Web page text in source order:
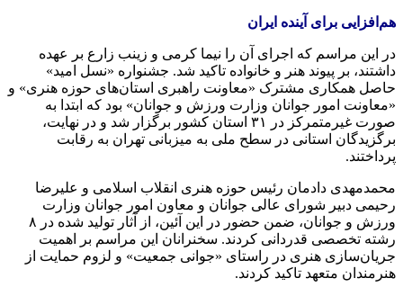
هم‌افزایی برای آینده ایران
در این مراسم که اجرای آن را نیما کرمی و زینب زارع بر عهده
داشتند، بر پیوند هنر و خانواده تاکید شد. جشنواره «نسل امید»
حاصل همکاری مشترک «معاونت راهبری استان‌های حوزه هنری» و
«معاونت امور جوانان وزارت ورزش و جوانان» بود که ابتدا به
صورت غیرمتمرکز در ۳۱ استان کشور برگزار شد و در نهایت،
برگزیدگان استانی در سطح ملی به میزبانی تهران به رقابت
پرداختند.
محمدمهدی دادمان رئیس حوزه هنری انقلاب اسلامی و علیرضا
رحیمی دبیر شورای عالی جوانان و معاون امور جوانان وزارت
ورزش و جوانان، ضمن حضور در این آئین، از آثار تولید شده در ۸
رشته تخصصی قدردانی کردند. سخنرانان این مراسم بر اهمیت
جریان‌سازی هنری در راستای «جوانی جمعیت» و لزوم حمایت از
هنرمندان متعهد تاکید کردند.